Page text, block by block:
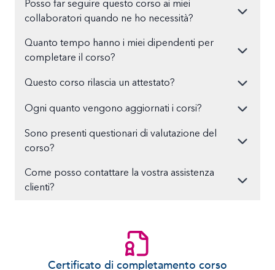
Posso far seguire questo corso ai miei
collaboratori quando ne ho necessità?
Quanto tempo hanno i miei dipendenti per
completare il corso?
Questo corso rilascia un attestato?
Ogni quanto vengono aggiornati i corsi?
Sono presenti questionari di valutazione del
corso?
Come posso contattare la vostra assistenza
clienti?
Certificato di completamento corso